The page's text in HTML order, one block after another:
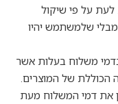
על פי שיקול
שלמשתמש יהיו
בדמי משלוח בעלות אשר
הכוללת של המוצרים.
את דמי המשלוח מעת